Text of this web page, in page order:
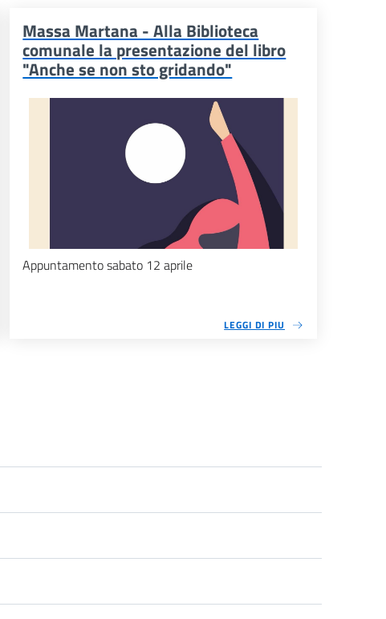
Massa Martana - Alla Biblioteca
comunale la presentazione del libro
"Anche se non sto gridando"
Appuntamento sabato 12 aprile
LEGGI DI PIU